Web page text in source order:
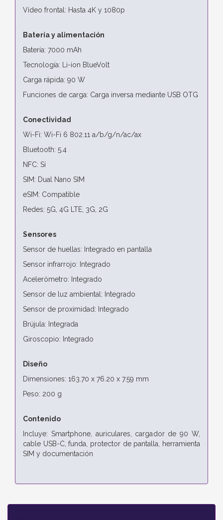
Vídeo frontal: Hasta 4K y 1080p
Batería y alimentación
Batería: 7000 mAh
Tecnología: Li-ion BlueVolt
Carga rápida: 90 W
Funciones de carga: Carga inversa mediante USB OTG
Conectividad
Wi-Fi: Wi-Fi 6 802.11 a/b/g/n/ac/ax
Bluetooth: 5.4
NFC: Sí
SIM: Dual Nano SIM
eSIM: Compatible
Redes: 5G, 4G LTE, 3G, 2G
Sensores
Sensor de huellas: Integrado en pantalla
Sensor infrarrojo: Integrado
Acelerómetro: Integrado
Sensor de luz ambiental: Integrado
Sensor de proximidad: Integrado
Brújula: Integrada
Giroscopio: Integrado
Diseño
Dimensiones: 163.70 x 76.20 x 7.59 mm
Peso: 200 g
Contenido
Incluye: Smartphone, auriculares, cargador de 90 W,
cable USB-C, funda, protector de pantalla, herramienta
SIM y documentación